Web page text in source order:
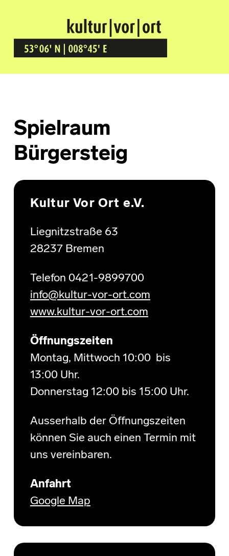
Kultur Vor Ort
BREMEN GRÖPELINGEN
Spielraum
Bürgersteig
Skip back to main navigation
Kultur Vor Ort e.V.
Liegnitzstraße 63
28237 Bremen
Telefon 0421-9899700
info@kultur-vor-ort.com
www.kultur-vor-ort.com
Öffnungszeiten
Montag, Mittwoch 10:00 bis
13:00 Uhr.
Donnerstag 12:00 bis 15:00 Uhr.
Ausserhalb der Öffnungszeiten
können Sie auch einen Termin mit
uns vereinbaren.
Anfahrt
Google Map